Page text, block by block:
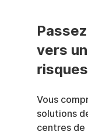
vers
Vous
solutions
centres de